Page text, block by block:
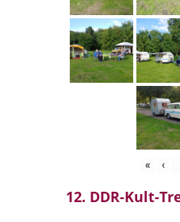
« ‹
12. DDR-Kult-